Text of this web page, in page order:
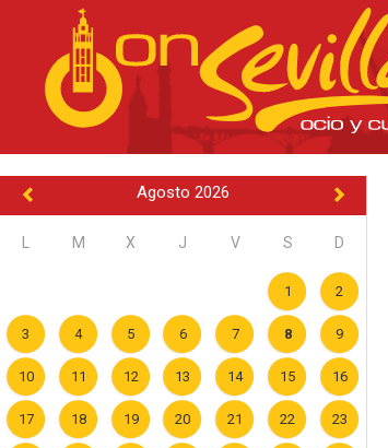
Agosto 2026
M X J V S D
1 2
3 4 5 6 7 8 9
10 11 12 13 14 15 16
17 18 19 20 21 22 23